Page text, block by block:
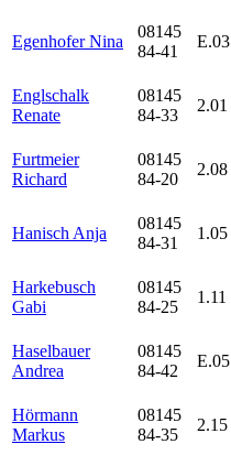
Egenhofer Nina
08145
84-41
E.03
Englschalk
Renate
08145
84-33
2.01
Furtmeier
Richard
08145
84-20
2.08
Hanisch Anja
08145
84-31
1.05
Harkebusch
Gabi
08145
84-25
1.11
Haselbauer
Andrea
08145
84-42
E.05
Hörmann
Markus
08145
84-35
2.15